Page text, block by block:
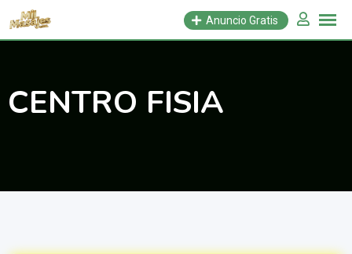
Saltar
Anuncio Gratis
CENTRO FISIA